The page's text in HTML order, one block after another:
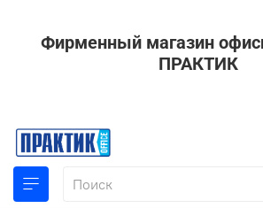
Фирменный магазин
ПРАКТИК